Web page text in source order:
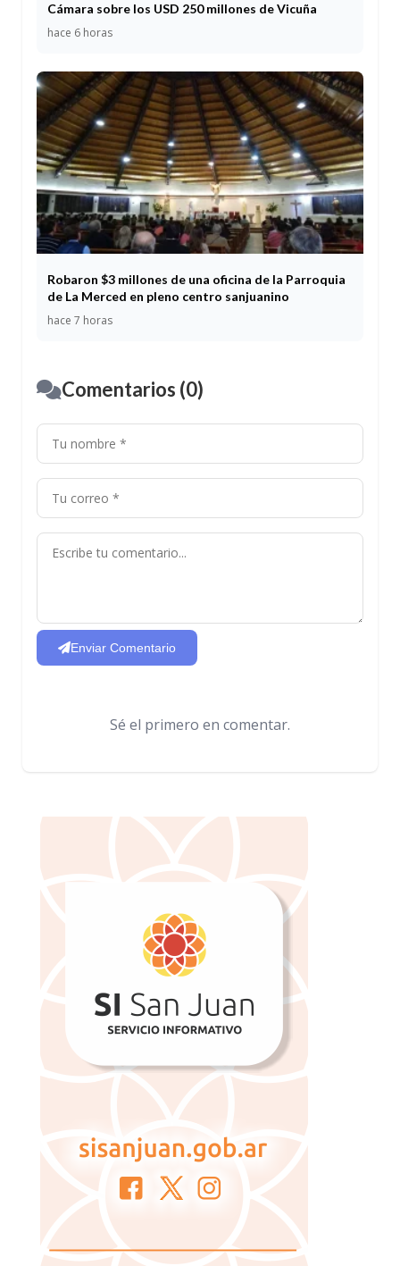
Cámara sobre los USD 250 millones de Vicuña
hace 6 horas
Robaron $3 millones de una oficina de la Parroquia
de La Merced en pleno centro sanjuanino
hace 7 horas
Comentarios (0)
Enviar Comentario
Sé el primero en comentar.